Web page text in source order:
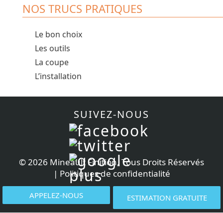
NOS TRUCS PRATIQUES
Le bon choix
Les outils
La coupe
L’installation
SUIVEZ-NOUS
©2026 Mineault Finition, Tous Droits Réservés
| Politiques de confidentialité
APPELEZ-NOUS ESTIMATION GRATUITE